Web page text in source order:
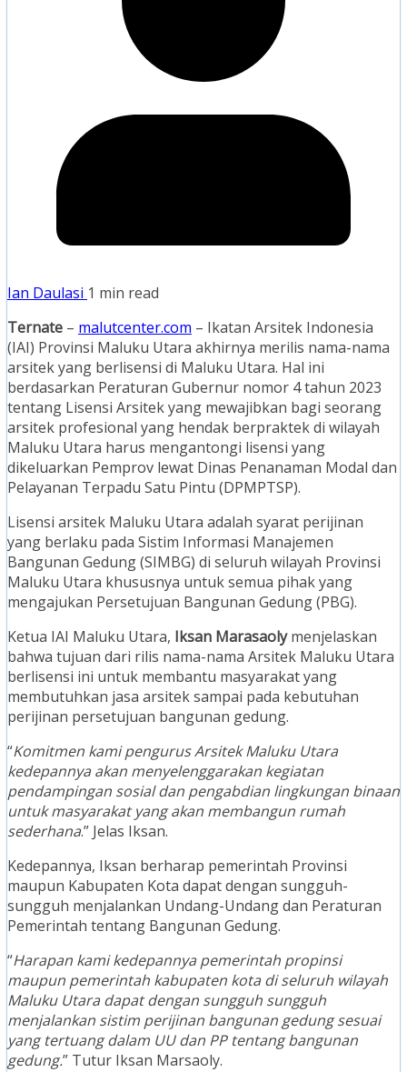
Ian Daulasi 1 min read
Ternate – malutcenter.com – Ikatan Arsitek Indonesia
(IAI) Provinsi Maluku Utara akhirnya merilis nama-nama
arsitek yang berlisensi di Maluku Utara. Hal ini
berdasarkan Peraturan Gubernur nomor 4 tahun 2023
tentang Lisensi Arsitek yang mewajibkan bagi seorang
arsitek profesional yang hendak berpraktek di wilayah
Maluku Utara harus mengantongi lisensi yang
dikeluarkan Pemprov lewat Dinas Penanaman Modal dan
Pelayanan Terpadu Satu Pintu (DPMPTSP).
Lisensi arsitek Maluku Utara adalah syarat perijinan
yang berlaku pada Sistim Informasi Manajemen
Bangunan Gedung (SIMBG) di seluruh wilayah Provinsi
Maluku Utara khususnya untuk semua pihak yang
mengajukan Persetujuan Bangunan Gedung (PBG).
Ketua IAI Maluku Utara, Iksan Marasaolymenjelaskan
bahwa tujuan dari rilis nama-nama Arsitek Maluku Utara
berlisensi ini untuk membantu masyarakat yang
membutuhkan jasa arsitek sampai pada kebutuhan
perijinan persetujuan bangunan gedung.
“Komitmen kami pengurus Arsitek Maluku Utara
kedepannya akan menyelenggarakan kegiatan
pendampingan sosial dan pengabdian lingkungan binaan
untuk masyarakat yang akan membangun rumah
sederhana.” Jelas Iksan.
Kedepannya, Iksan berharap pemerintah Provinsi
maupun Kabupaten Kota dapat dengan sungguh-
sungguh menjalankan Undang-Undang dan Peraturan
Pemerintah tentang Bangunan Gedung.
“Harapan kami kedepannya pemerintah propinsi
maupun pemerintah kabupaten kota di seluruh wilayah
Maluku Utara dapat dengan sungguh sungguh
menjalankan sistim perijinan bangunan gedung sesuai
yang tertuang dalam UU dan PP tentang bangunan
gedung.” Tutur Iksan Marsaoly.